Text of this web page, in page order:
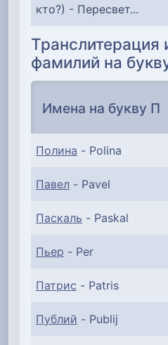
кто?) - Пересвет...
Транслитерация
фамилий на
Имена на букву П
Полина - Polina
Павел - Pavel
Паскаль - Paskal
Пьер - Per
Патрис - Patris
Публий - Publij